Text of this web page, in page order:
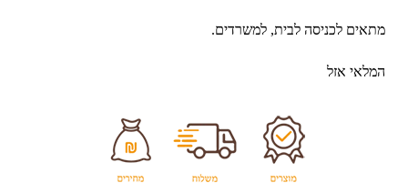
מתאים לכניסה לבית, למשרדים.
המלאי אזל